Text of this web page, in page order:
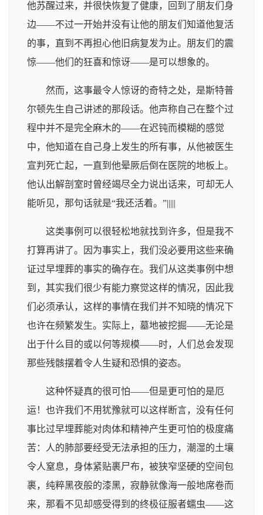
他苏醒过来，并很快恢复了健康，回到了朋友们身
边——不过一开始并没有让他的朋友们知道他复活
的事，直到不再担心他旧病复发为止。朋友们的震
惊——他们的狂喜和惊讶——是可以想象的。
然而，这事最令人惊讶的奇特之处，是斯特普
尔顿先生自己讲述的那段话。他声称自己在整个过
程中并不是完全麻木的——在迟钝而模糊的感觉
中，他知道在自己身上发生的所有事，从他被医生
宣判死亡起，一直到他晕厥后倒在医院的地板上。
他认出解剖室时曾经竭尽全力说出话来，可却无人
能听见，那句话就是“我还活着。”|||||
这类事例可以很轻松地就找到许多，但是我不
打算再讲了。因为事实上，我们没必要用这些来确
证过早埋葬的事实的确存在。我们从这类事例中想
到，其实我们很少有能力察觉这样的情况，因此我
们必须承认，这样的事情在我们并不知晓的情况下
也许在频繁发生。实际上，墓地被挖掘——无论是
出于什么目的或以何等规模——时，人们总会发现
那些残骸摆着令人生疑和恐惧的姿态。
这种怀疑真的很可怕——但是更可怕的是厄
运！也许我们不用犹豫就可以这样断言，没有任何
事比过早埋葬能对肉体和精神产生更可怕的极度痛
苦：人的肺部要经受无法承担的压力，潮湿的土壤
令人窒息，身体紧贴裹尸布，被狭窄坚硬的空间包
裹，纯粹黑夜般的漆黑，寂静就像海一般地席卷而
来，那看不见却感受得到的终极征服者蠕虫——这